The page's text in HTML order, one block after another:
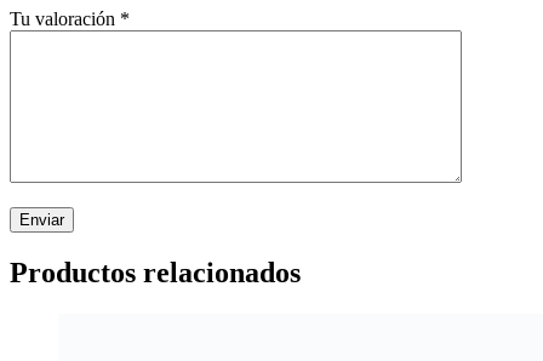
Tu valoración *
Productos relacionados